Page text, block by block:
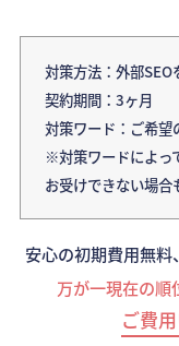
対策方法：外部SEO
契約期間：3ヶ月
対策ワード：ご希
※対策ワードによっ
お受けできない場合
安心の初期費用無料
万が一現在の順
ご費